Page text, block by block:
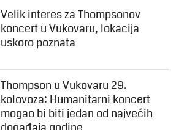
Velik interes za Thompsonov
koncert u Vukovaru, lokacija
uskoro poznata
Thompson u Vukovaru 29.
kolovoza: Humanitarni koncert
mogao bi biti jedan od najvećih